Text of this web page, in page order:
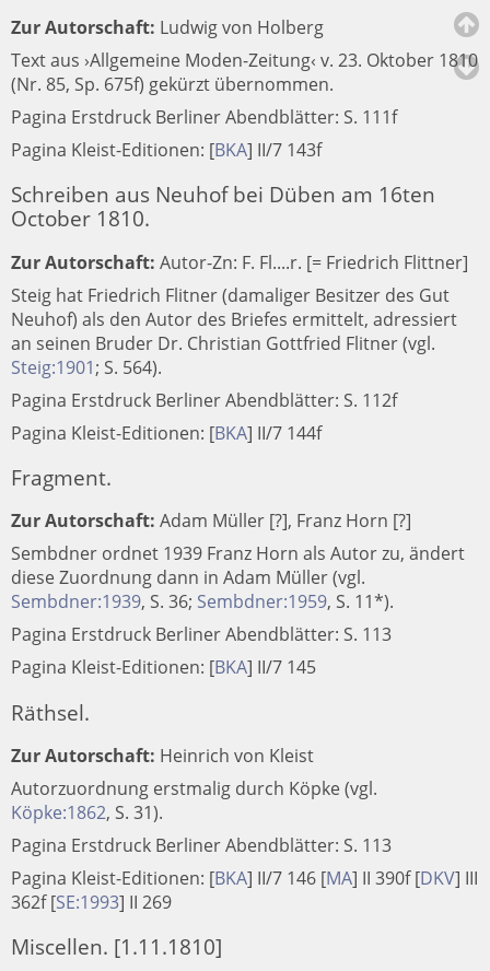
Zur Autorschaft: Ludwig von Holberg
Text aus ›Allgemeine Moden-Zeitung‹ v. 23. Oktober 1810
(Nr. 85, Sp. 675f) gekürzt übernommen.
Pagina Erstdruck Berliner Abendblätter: S. 111f
Pagina Kleist-Editionen: [BKA] II/7 143f
Schreiben aus Neuhof bei Düben am 16ten
October 1810.
Zur Autorschaft: Autor-Zn: F. Fl....r. [= Friedrich Flittner]
Steig hat Friedrich Flitner (damaliger Besitzer des Gut
Neuhof) als den Autor des Briefes ermittelt, adressiert
an seinen Bruder Dr. Christian Gottfried Flitner (vgl.
Steig:1901; S. 564).
Pagina Erstdruck Berliner Abendblätter: S. 112f
Pagina Kleist-Editionen: [BKA] II/7 144f
Fragment.
Zur Autorschaft: Adam Müller [?], Franz Horn [?]
Sembdner ordnet 1939 Franz Horn als Autor zu, ändert
diese Zuordnung dann in Adam Müller (vgl.
Sembdner:1939, S. 36; Sembdner:1959, S. 11*).
Pagina Erstdruck Berliner Abendblätter: S. 113
Pagina Kleist-Editionen: [BKA] II/7 145
Räthsel.
Zur Autorschaft: Heinrich von Kleist
Autorzuordnung erstmalig durch Köpke (vgl.
Köpke:1862, S. 31).
Pagina Erstdruck Berliner Abendblätter: S. 113
Pagina Kleist-Editionen: [BKA] II/7 146 [MA] II 390f[DKV] III
362f[SE:1993] II 269
Miscellen. [1.11.1810]